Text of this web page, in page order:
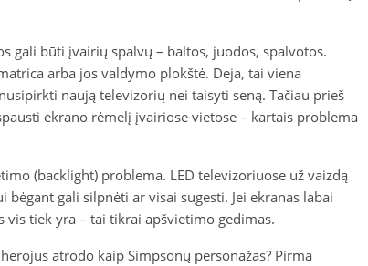
gali būti įvairių spalvų – baltos, juodos, spalvotos.
arba jos valdymo plokštė. Deja, tai viena
naują televizorių nei taisyti seną. Tačiau prieš
ekrano rėmelį įvairiose vietose – kartais problema
(backlight) problema. LED televizoriuose už vaizdą
gali silpnėti ar visai sugesti. Jei ekranas labai
tiek yra – tai tikrai apšvietimo gedimas.
atrodo kaip Simpsonų personažas? Pirma